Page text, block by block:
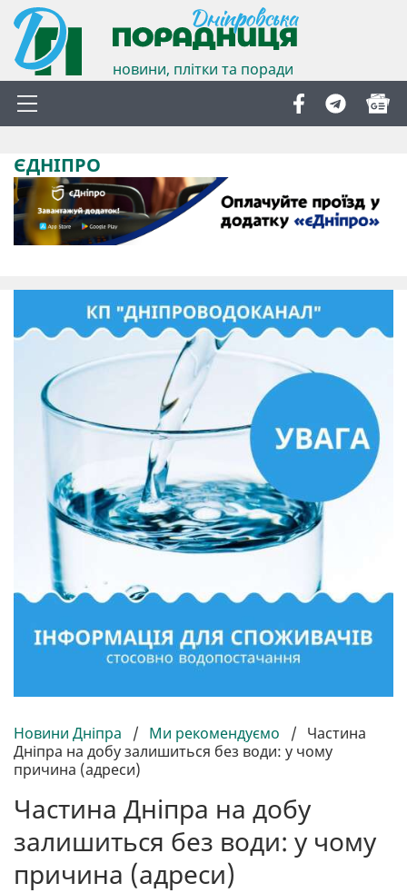
новини, плітки та поради
ЄДНІПРО
Новини Дніпра / Ми рекомендуємо / Частина
Дніпра на добу залишиться без води: у чому
причина (адреси)
Частина Дніпра на добу
залишиться без води: у чому
причина (адреси)